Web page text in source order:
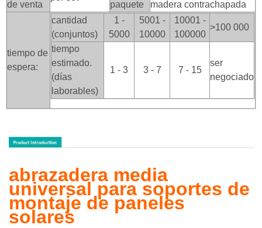
de venta
paquete
madera contrachapada
tiempo de
espera:
cantidad
(conjuntos)
1 -
5000
5001 -
10000
10001 -
100000
>100 000
tiempo
estimado.
(días
laborables)
1 - 3 3 - 7 7 - 15
ser
negociado
abrazadera media
universal para soportes de
montaje de paneles
solares